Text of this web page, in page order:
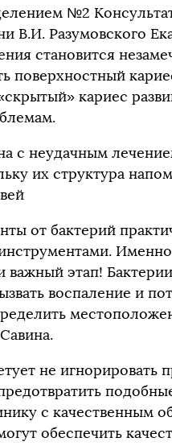
№2
В.И. Разумовского
становится
поверхностный
кариес
с неудачным
их структура
от бактерий
важный этап!
воспаление и
не игнорировать
с качественным
обеспечить